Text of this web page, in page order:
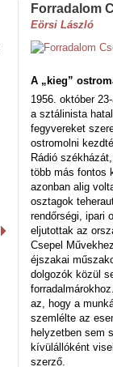
Forradalom
Eörsi László
A „kieg”
1956. október
a sztálinista
fegyvereket
ostromolni
Rádió
több más fontos
azonban alig
osztagok
rendőrségi, ipari
eljutottak az
Csepel
éjszakai
dolgozók közül
az, hogy a
szemlélte az
helyzetben sem
kívülállóként
szerző.